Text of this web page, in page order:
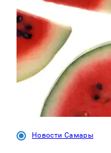
Новости Самары